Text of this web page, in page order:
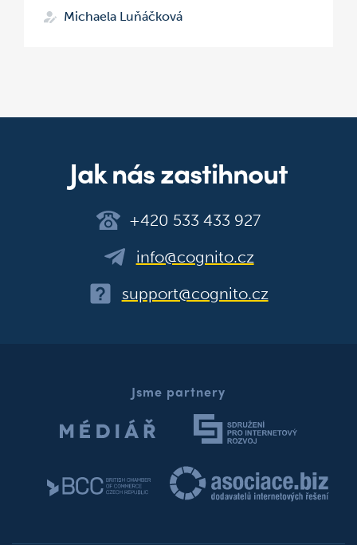
Michaela Luňáčková
Jak nás zastihnout
+420 533 433 927
info@cognito.cz
support@cognito.cz
Jsme partnery